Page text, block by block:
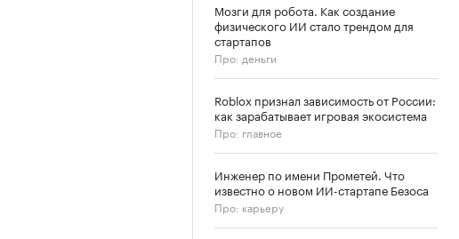
Мозги для робота. Как создание
физического ИИ стало трендом для
стартапов
Про: деньги
Roblox признал зависимость от России:
как зарабатывает игровая экосистема
Про: главное
Инженер по имени Прометей. Что
известно о новом ИИ-стартапе Безоса
Про: карьеру